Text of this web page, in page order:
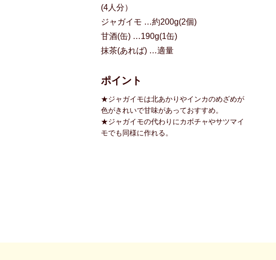
(4人分）
ジャガイモ …約200g(2個)
甘酒(缶) …190g(1缶)
抹茶(あれば) …適量
ポイント
★ジャガイモは北あかりやインカのめざめが
色がきれいで甘味があっておすすめ。
★ジャガイモの代わりにカボチャやサツマイ
モでも同様に作れる。